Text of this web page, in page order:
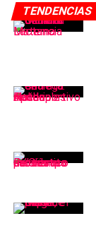
TENDENCIAS